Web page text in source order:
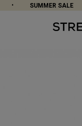
SUMMER SALE